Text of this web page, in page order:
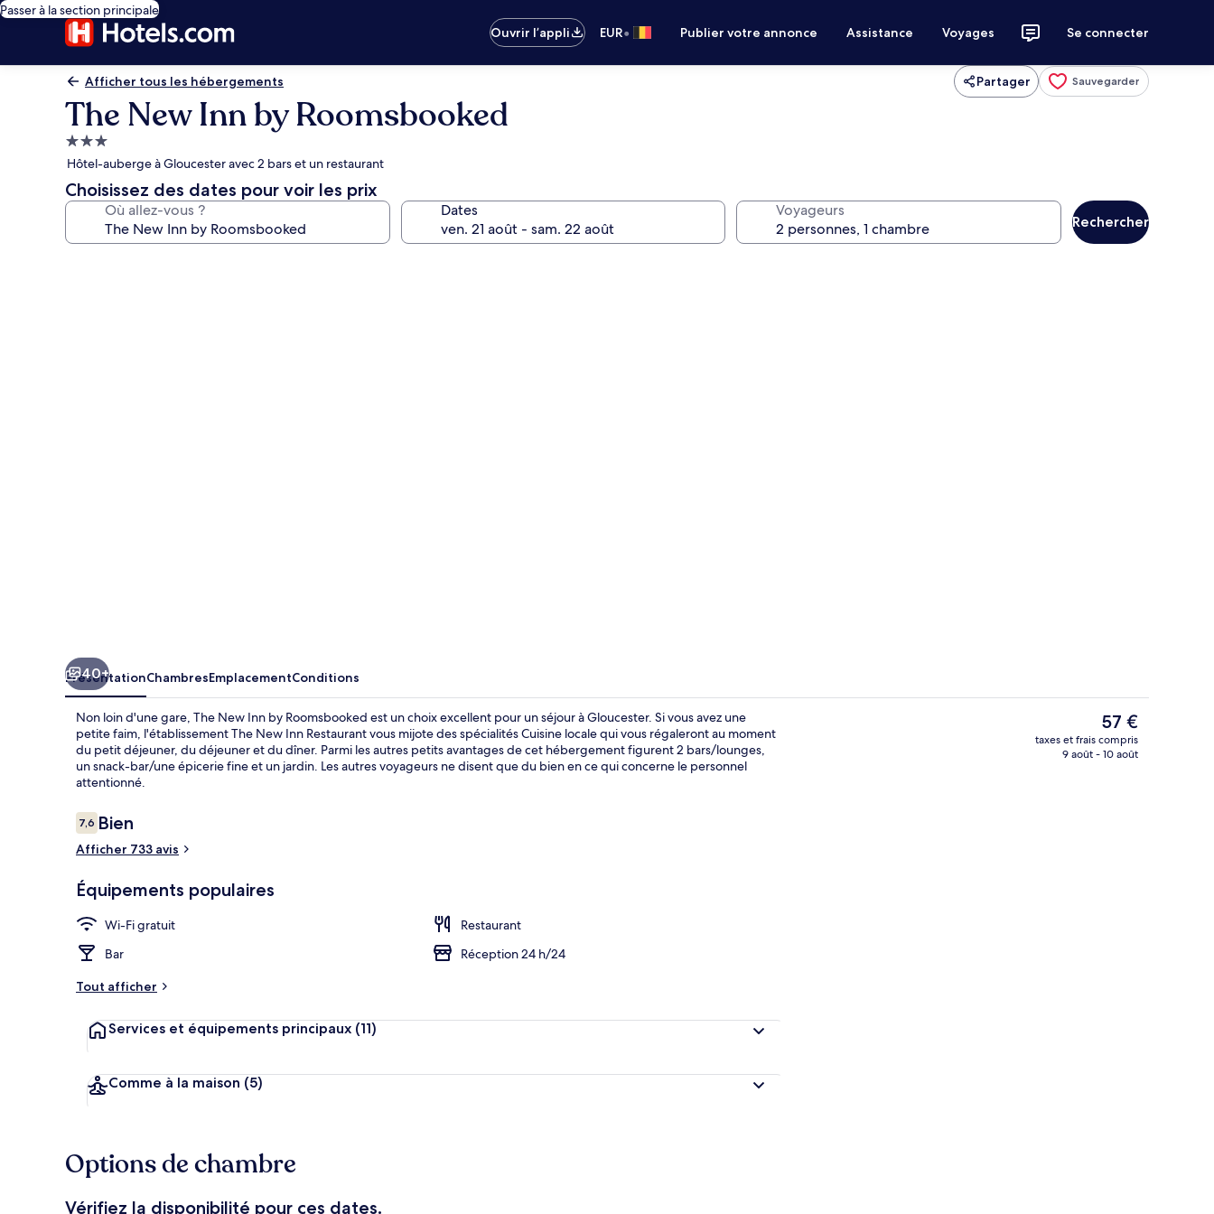
Passer à la section principale
Ouvrir l’appli
EUR• Publier votre annonce Assistance Voyages Se connecter
Afficher tous les hébergements Partager Sauvegarder
The New Inn by Roomsbooked
Hébergement
3.0 étoiles
Hôtel-auberge à Gloucester avec 2 bars et un restaurant
Choisissez des dates pour voir les prix
Où allez-vous ? Dates Voyageurs
Rechercher
2 bars
40+
PrésentationChambresEmplacementConditions
Non loin d'une gare, The New Inn by Roomsbooked est un choix excellent pour un séjour à Gloucester. Si vous avez une
petite faim, l'établissement The New Inn Restaurant vous mijote des spécialités Cuisine locale qui vous régaleront au moment
du petit déjeuner, du déjeuner et du dîner. Parmi les autres petits avantages de cet hébergement figurent 2 bars/lounges,
un snack-bar/une épicerie fine et un jardin. Les autres voyageurs ne disent que du bien en ce qui concerne le personnel
attentionné.
Avis
voyageurs
7,67,6 sur 10
Bien
Afficher 733 avis
Équipements populaires
Wi-Fi gratuit
Restaurant
Bar
Réception 24 h/24
Tout afficher
Services et équipements principaux (11)
Comme à la maison (5)
Le
prix
actuel
57 €
taxes et frais compris
9 août - 10 août
Options de chambre
Vérifiez la disponibilité pour ces dates.